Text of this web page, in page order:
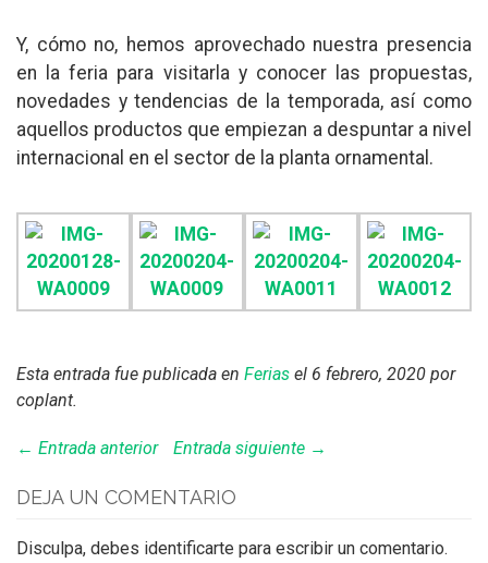
Y, cómo no, hemos aprovechado nuestra presencia
en la feria para visitarla y conocer las propuestas,
novedades y tendencias de la temporada, así como
aquellos productos que empiezan a despuntar a nivel
internacional en el sector de la planta ornamental.
Esta entrada fue publicada en Ferias el 6 febrero, 2020 por
coplant.
← Entrada anterior Entrada siguiente →
DEJA UN COMENTARIO
Disculpa, debes identificarte para escribir un comentario.